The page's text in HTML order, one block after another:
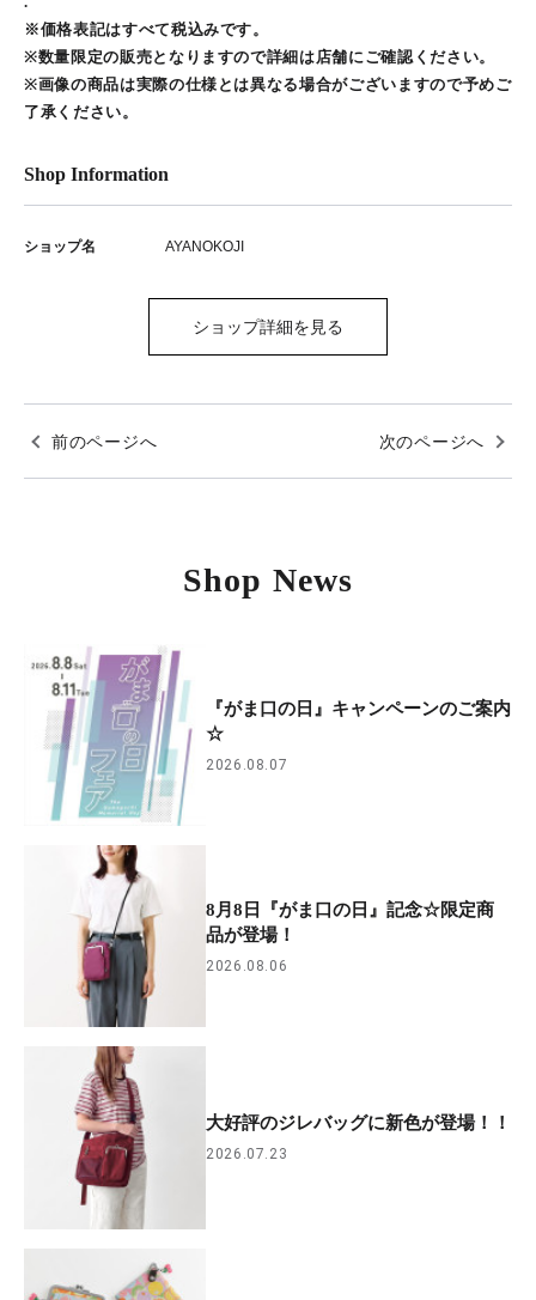
※価格表記はすべて税込みです。
※数量限定の販売となりますので詳細は店舗にご確認ください。
※画像の商品は実際の仕様とは異なる場合がございますので予めご
了承ください。
Shop Information
ショップ名 AYANOKOJI
ショップ詳細を見る
前のページへ 次のページへ
Shop News
『がま口の日』キャンペーンのご案内
☆
2026.08.07
8月8日『がま口の日』記念☆限定商
品が登場！
2026.08.06
大好評のジレバッグに新色が登場！！
2026.07.23